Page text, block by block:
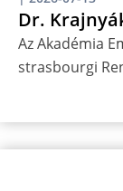
Dr.
Az Akadémia
strasbourgi